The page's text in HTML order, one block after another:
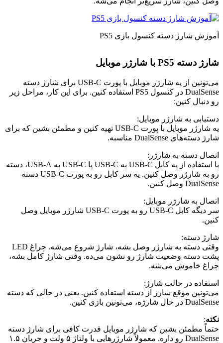
آموزش شارژ دسته کنسول بازی PS5
شارژ دسته PS5 با شارژر موبایل
می‌تونین از یه شارژر موبایل با پورت USB-C برای شارژ دسته
DualSense در کنسول PS5 استفاده کنین. برای این کار، مراحل زیر
رو دنبال کنین:
دستیابی به شارژر موبایل:
یه شارژر موبایل با پورت USB-C تهیه کنین و مطمئن بشین که برای
شارژ دسته‌های DualSense مناسبه.
اتصال دسته به شارژر:
با استفاده از یه کابل USB-C به USB-C یا USB-C به USB-A، دسته
رو به شارژر وصل کنین. یه سر کابل رو به پورت USB-C دسته
DualSense وصل کنین.
اتصال به شارژر موبایل:
سر دیگه کابل USB-C رو به پورت USB-C شارژر موبایل وصل
کنین.
شارژ دسته:
وقتی دسته به شارژر وصل بشه، شارژ شروع می‌شه. چراغ LED
پشت دسته وضعیت شارژ رو نشون می‌ده. وقتی شارژ کامل بشه،
چراغ خاموش می‌شه.
استفاده در حالت شارژ:
می‌تونین موقع شارژ از دسته استفاده کنین. یعنی در حالی که دسته
DualSense در حال شارژه، می‌تونین بازی کنین.
نکته:
حتماً مطمئن بشین که شارژر موبایل قدرت کافی برای شارژ دسته
DualSense رو داره. معمولاً شارژرهایی با ولتاژ ۵ ولت و جریان ۱.۵